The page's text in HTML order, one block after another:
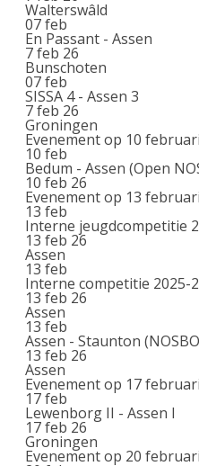
Walterswâld
07feb
En Passant - Assen
7 feb 26
Bunschoten
07feb
SISSA 4 - Assen 3
7 feb 26
Groningen
Evenement op 10
10 feb
Bedum - Assen (Open
10 feb 26
Evenement op 13
13 feb
Interne jeugdcompetitie
13 feb 26
Assen
13 feb
Interne competitie 2025-
13 feb 26
Assen
13 feb
Assen - Staunton
13 feb 26
Assen
Evenement op 17
17feb
Lewenborg II - Assen I
17 feb 26
Groningen
Evenement op 20